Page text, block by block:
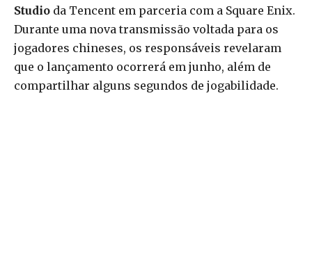
Studio da Tencent em parceria com a Square Enix.
Durante uma nova transmissão voltada para os
jogadores chineses, os responsáveis revelaram
que o lançamento ocorrerá em junho, além de
compartilhar alguns segundos de jogabilidade.